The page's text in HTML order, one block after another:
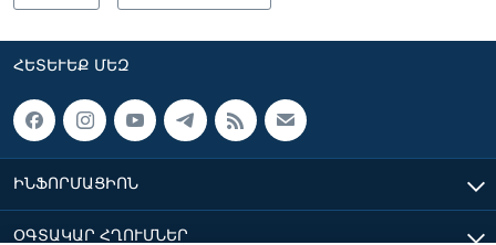
ՀԵՏԵՒԵՔ ՄԵԶ
ԻՆՖՈՐՄԱՑԻՈՆ
ՕԳՏԱԿԱՐ ՀՂՈՒՄՆԵՐ